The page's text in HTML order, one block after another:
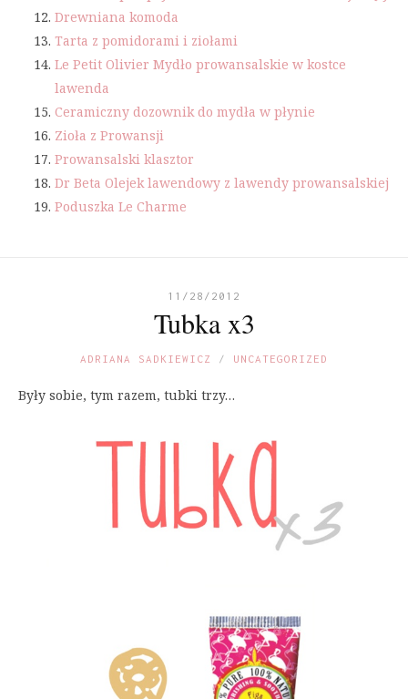
Drewniana komoda
Tarta z pomidorami i ziołami
Le Petit Olivier Mydło prowansalskie w kostce
lawenda
Ceramiczny dozownik do mydła w płynie
Zioła z Prowansji
Prowansalski klasztor
Dr Beta Olejek lawendowy z lawendy prowansalskiej
Poduszka Le Charme
11/28/2012
Tubka x3
ADRIANA SADKIEWICZ UNCATEGORIZED
Były sobie, tym razem, tubki trzy…